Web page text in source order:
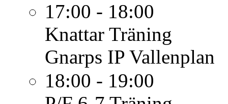
17:00 - 18:00
Knattar Träning
Gnarps IP Vallenplan
18:00 - 19:00